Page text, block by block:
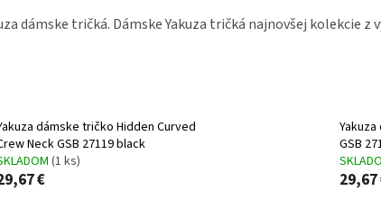
dámske tričká. Dámske Yakuza tričká najnovšej kolekcie
dámske tričko Hidden Curved
Neck GSB 27119 black
(1 ks)
€
GSB
29,67